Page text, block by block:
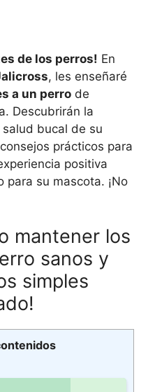
de los perros! En
, les enseñaré
a un perro de
Descubrirán la
bucal de su
prácticos para
positiva
su mascota. ¡No
mantener los
sanos y
simples